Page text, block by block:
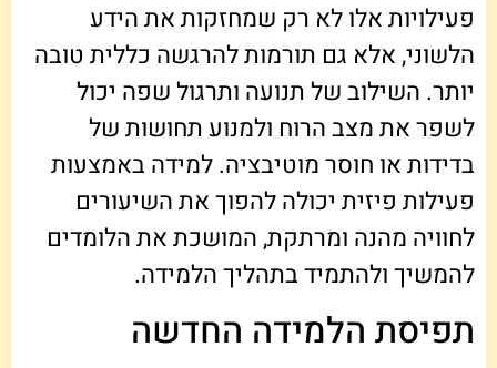
פעילויות אלו לא רק שמחזקות את הידע
הלשוני, אלא גם תורמות להרגשה כללית טובה
יותר. השילוב של תנועה ותרגול שפה יכול
לשפר את מצב הרוח ולמנוע תחושות של
בדידות או חוסר מוטיבציה. למידה באמצעות
פעילות פיזית יכולה להפוך את השיעורים
לחוויה מהנה ומרתקת, המושכת את הלומדים
להמשיך ולהתמיד בתהליך הלמידה.
תפיסת הלמידה החדשה